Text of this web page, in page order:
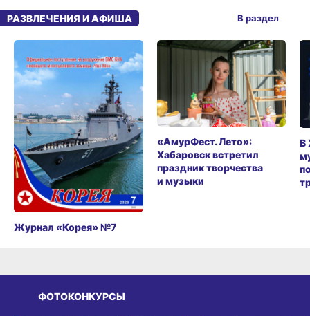
РАЗВЛЕЧЕНИЯ И АФИША
Журнал «Корея» №7
«АмурФест. Лето»:
Хабаровск встретил
праздник творчества
и музыки
В
В раздел
ФОТОКОНКУРСЫ